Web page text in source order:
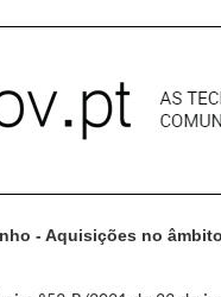
- Aquisições no